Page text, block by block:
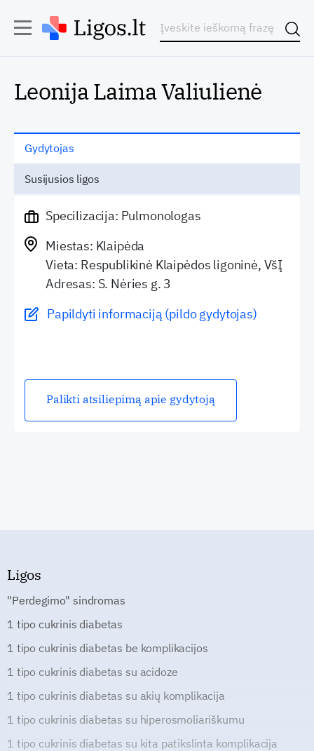
Leonija Laima Valiulienė
Gydytojas
Susijusios ligos
Specilizacija: Pulmonologas
Miestas: Klaipėda
Vieta: Respublikinė Klaipėdos ligoninė, VšĮ
Adresas: S. Nėries g. 3
Papildyti informaciją (pildo gydytojas)
Palikti atsiliepimą apie gydytoją
Ligos
"Perdegimo" sindromas
1 tipo cukrinis diabetas
1 tipo cukrinis diabetas be komplikacijos
1 tipo cukrinis diabetas su acidoze
1 tipo cukrinis diabetas su akių komplikacija
1 tipo cukrinis diabetas su hiperosmoliariškumu
1 tipo cukrinis diabetas su kita patikslinta komplikacija